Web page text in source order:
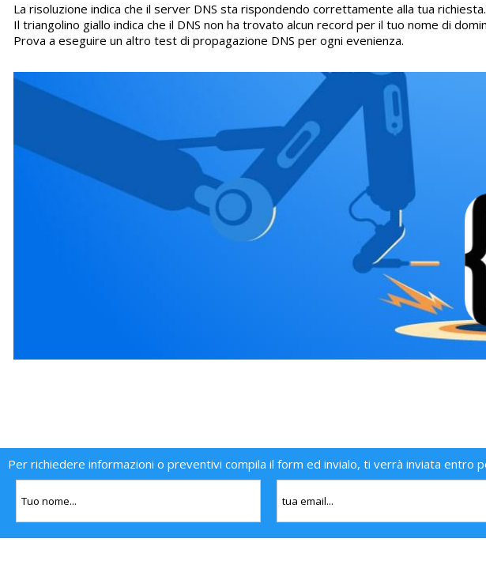
La risoluzione indica che il server DNS sta rispondendo correttamente alla tua richiesta.
Il triangolino giallo indica che il DNS non ha trovato alcun record per il tuo nome di
Prova a eseguire un altro test di propagazione DNS per ogni evenienza.
Per richiedere informazioni o preventivi compila il form ed invialo, ti verrà inviata entro